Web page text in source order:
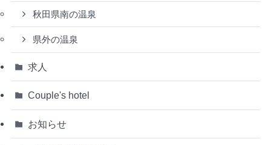
秋田県南の温泉
県外の温泉
求人
Couple's hotel
お知らせ